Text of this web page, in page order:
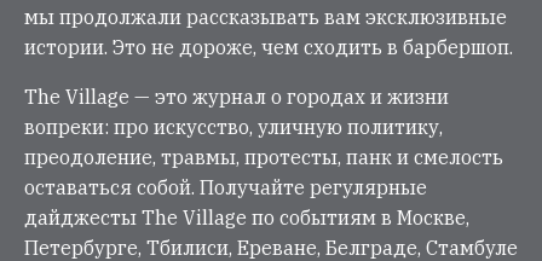
мы продолжали рассказывать вам эксклюзивные
истории. Это не дороже, чем сходить в барбершоп.
The Village — это журнал о городах и жизни
вопреки: про искусство, уличную политику,
преодоление, травмы, протесты, панк и смелость
оставаться собой. Получайте регулярные
дайджесты The Village по событиям в Москве,
Петербурге, Тбилиси, Ереване, Белграде, Стамбуле